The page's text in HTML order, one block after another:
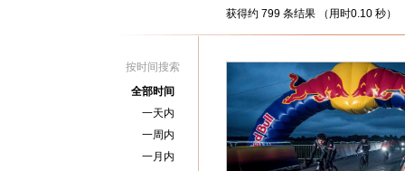
获得约 799 条结果 （用时0.10 秒）
按时间搜索
全部时间
一天内
一周内
一月内